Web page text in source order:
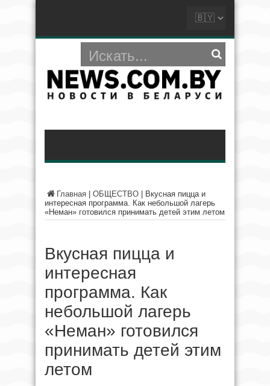
Главная ОБЩЕСТВО
Вкусная пицца и
интересная программа. Как небольшой лагерь
«Неман» готовился принимать детей этим летом
Вкусная пицца и
интересная
программа. Как
небольшой лагерь
«Неман» готовился
принимать детей этим
летом